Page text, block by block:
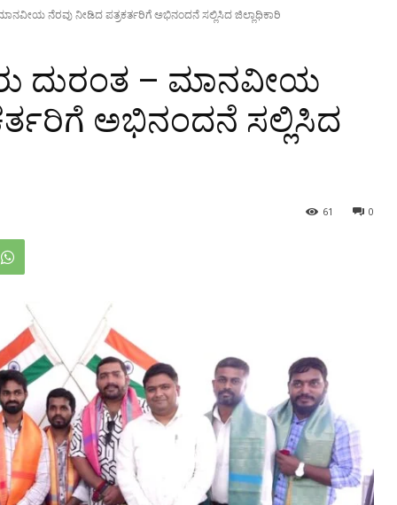
ನೆರವು ನೀಡಿದ ಪತ್ರಕರ್ತರಿಗೆ ಅಭಿನಂದನೆ ಸಲ್ಲಿಸಿದ ಜಿಲ್ಲಾಧಿಕಾರಿ
ದುರಂತ – ಮಾನವೀಯ
ಅಭಿನಂದನೆ ಸಲ್ಲಿಸಿದ
0
61